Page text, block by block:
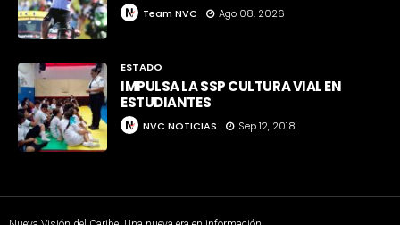
Team NVC Ago 08, 2026
ESTADO
IMPULSA LA SSP CULTURA VIAL EN
ESTUDIANTES
NVC NOTICIAS Sep 12, 2018